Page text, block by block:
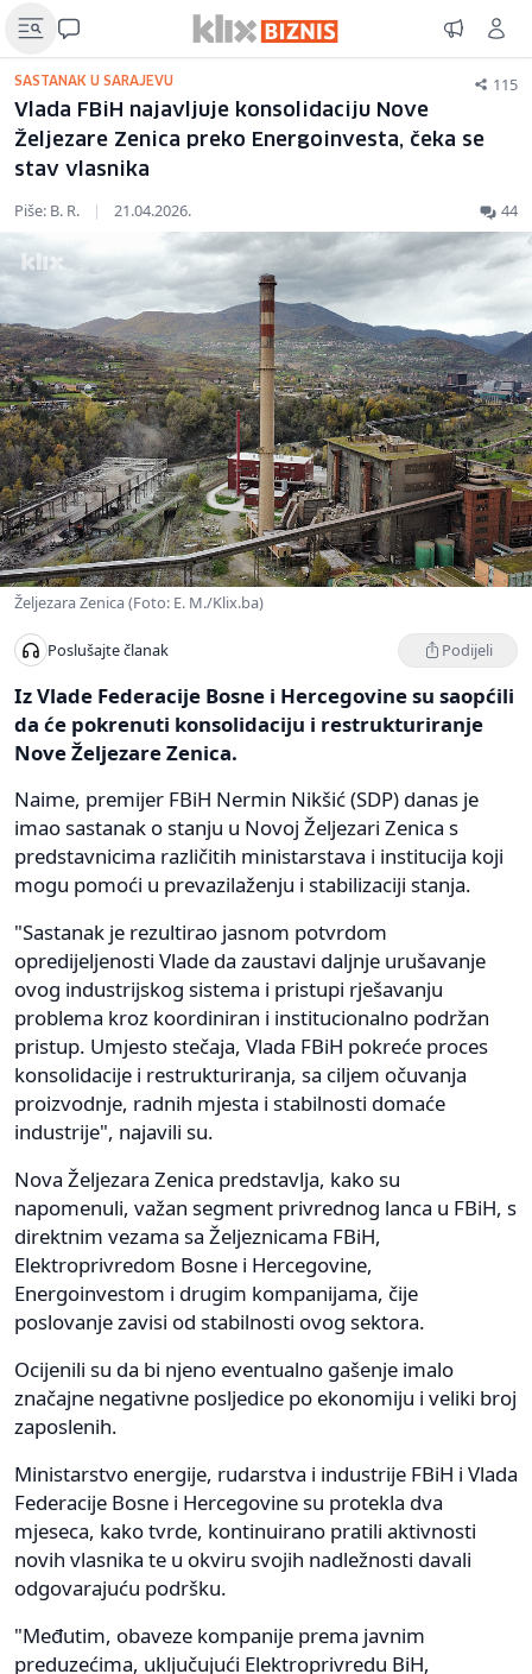
SASTANAK U SARAJEVU 115
Vlada FBiH najavljuje konsolidaciju Nove
Željezare Zenica preko Energoinvesta, čeka se
stav vlasnika
Piše: B. R. | 21.04.2026. 44
Željezara Zenica (Foto: E. M./Klix.ba)
Poslušajte članak Podijeli
Iz Vlade Federacije Bosne i Hercegovine su saopćili
da će pokrenuti konsolidaciju i restrukturiranje
Nove Željezare Zenica.
Naime, premijer FBiH Nermin Nikšić (SDP) danas je
imao sastanak o stanju u Novoj Željezari Zenica s
predstavnicima različitih ministarstava i institucija koji
mogu pomoći u prevazilaženju i stabilizaciji stanja.
"Sastanak je rezultirao jasnom potvrdom
opredijeljenosti Vlade da zaustavi daljnje urušavanje
ovog industrijskog sistema i pristupi rješavanju
problema kroz koordiniran i institucionalno podržan
pristup. Umjesto stečaja, Vlada FBiH pokreće proces
konsolidacije i restrukturiranja, sa ciljem očuvanja
proizvodnje, radnih mjesta i stabilnosti domaće
industrije", najavili su.
Nova Željezara Zenica predstavlja, kako su
napomenuli, važan segment privrednog lanca u FBiH, s
direktnim vezama sa Željeznicama FBiH,
Elektroprivredom Bosne i Hercegovine,
Energoinvestom i drugim kompanijama, čije
poslovanje zavisi od stabilnosti ovog sektora.
Ocijenili su da bi njeno eventualno gašenje imalo
značajne negativne posljedice po ekonomiju i veliki broj
zaposlenih.
Ministarstvo energije, rudarstva i industrije FBiH i Vlada
Federacije Bosne i Hercegovine su protekla dva
mjeseca, kako tvrde, kontinuirano pratili aktivnosti
novih vlasnika te u okviru svojih nadležnosti davali
odgovarajuću podršku.
"Međutim, obaveze kompanije prema javnim
preduzećima, uključujući Elektroprivredu BiH,